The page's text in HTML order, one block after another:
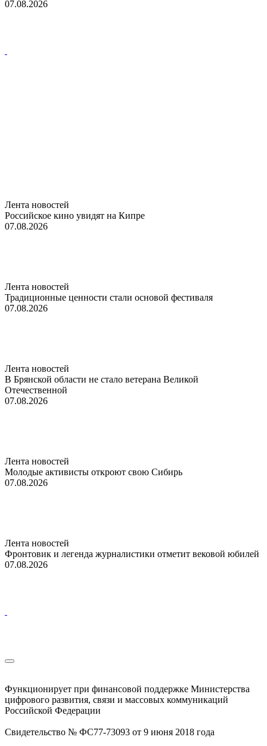
07.08.2026
Лента новостей
Российское кино увидят на Кипре
07.08.2026
Лента новостей
Традиционные ценности стали основой фестиваля
07.08.2026
Лента новостей
В Брянской области не стало ветерана Великой
Отечественной
07.08.2026
Лента новостей
Молодые активисты откроют свою Сибирь
07.08.2026
Лента новостей
Фронтовик и легенда журналистики отметит вековой юбилей
07.08.2026
Функционирует при финансовой поддержке Министерства
цифрового развития, связи и массовых коммуникаций
Российской Федерации
Свидетельство № ФС77-73093 от 9 июня 2018 года